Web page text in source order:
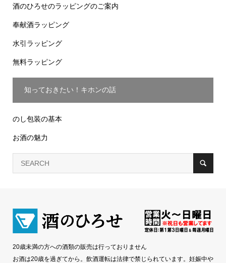
酒のひろせのラッピングのご案内
奉献酒ラッピング
水引ラッピング
無料ラッピング
知っておきたい！キホンの話
のし包装の基本
お酒の魅力
20歳未満の方への酒類の販売は行っておりません
お酒は20歳を過ぎてから。飲酒運転は法律で禁じられています。妊娠中や